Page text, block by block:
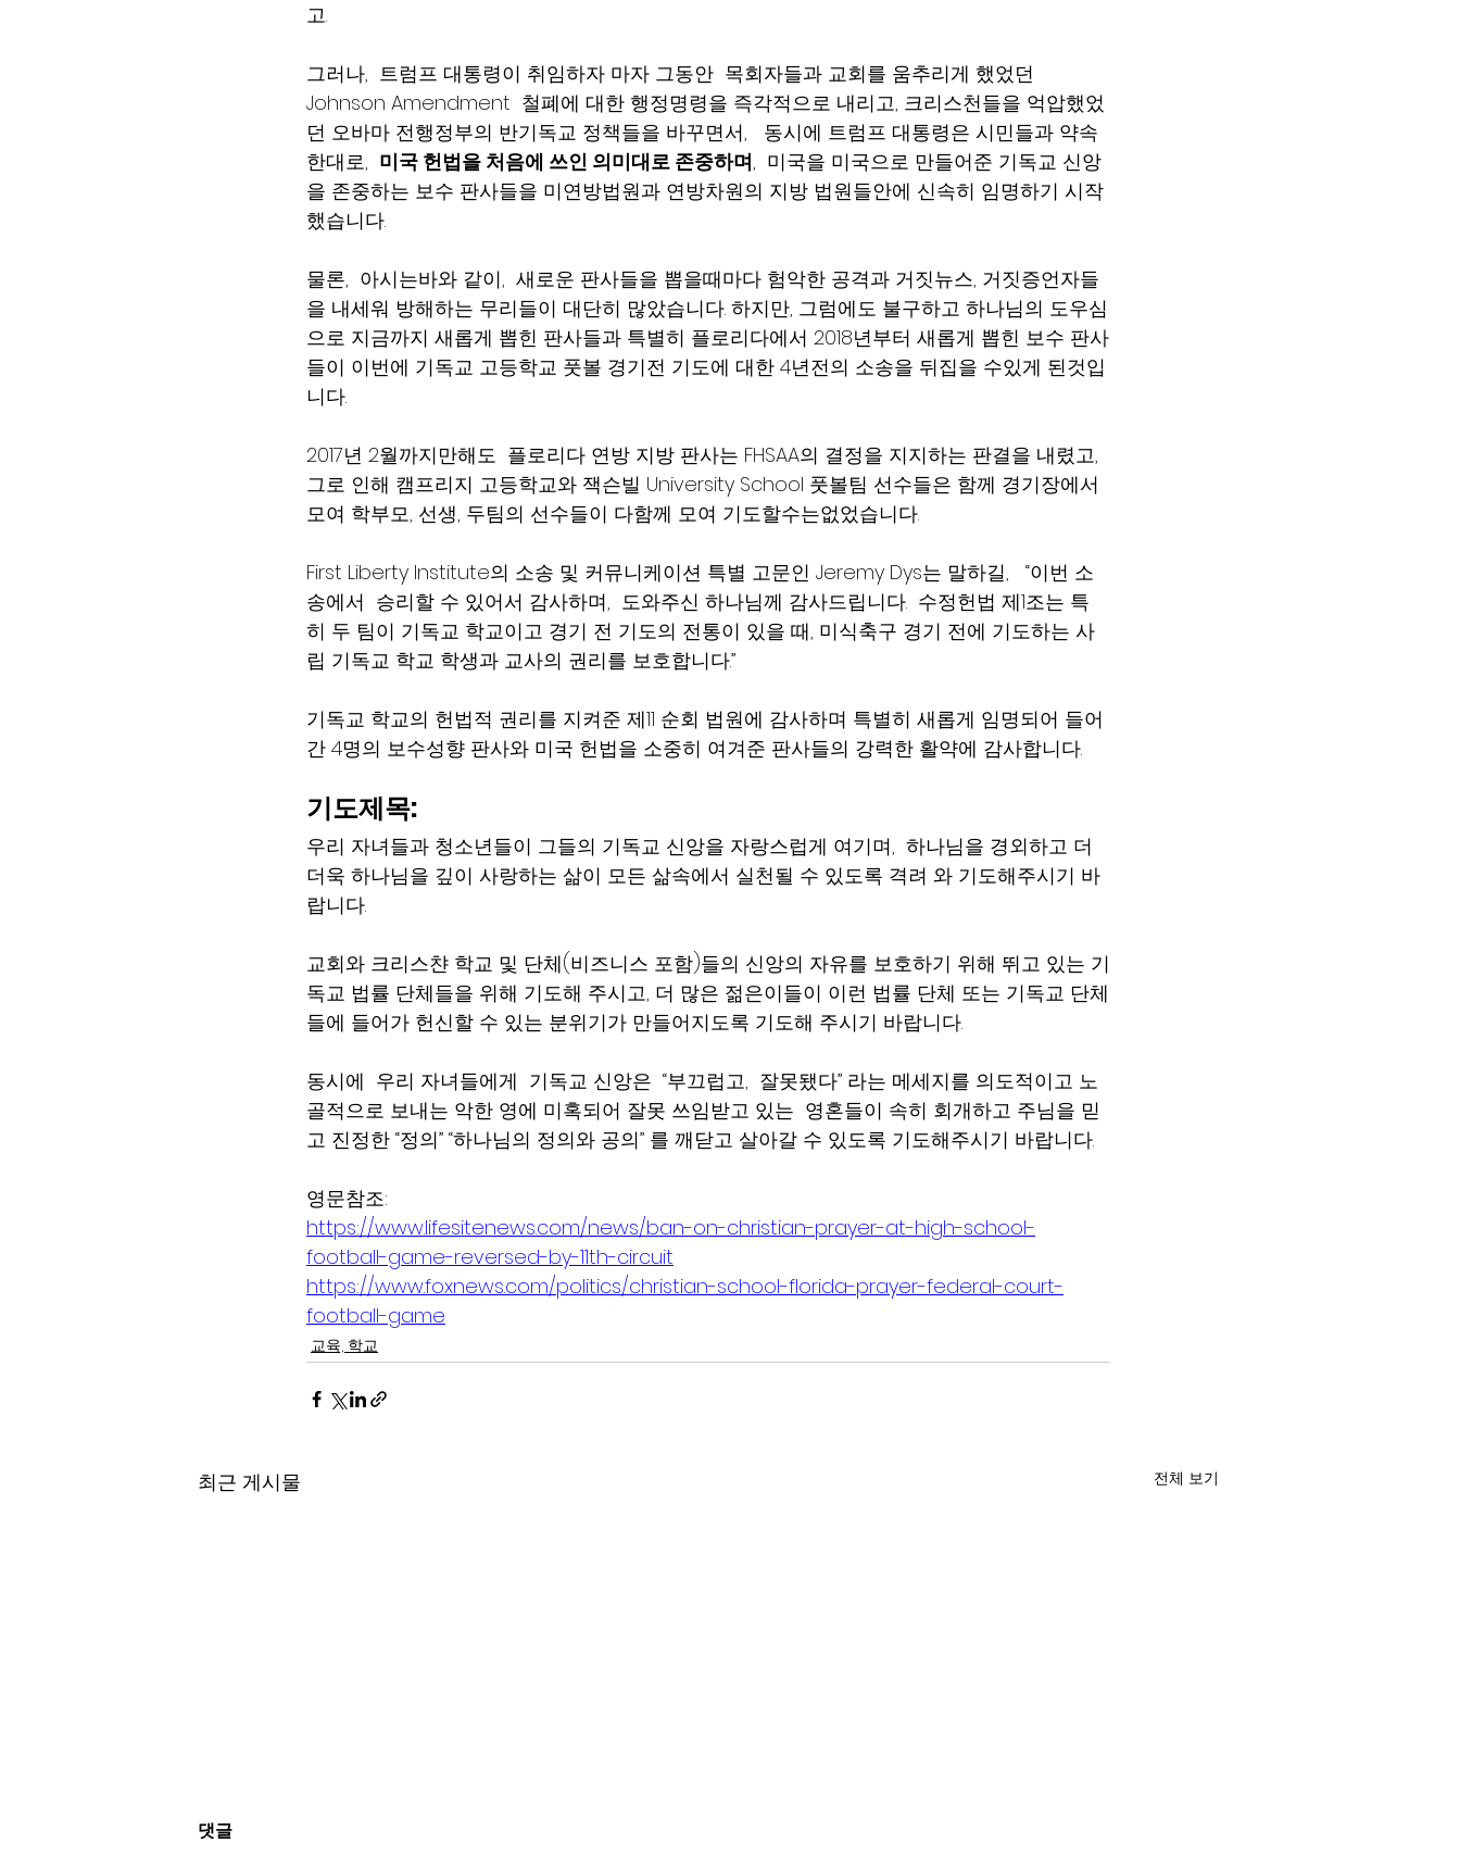
고.
그러나,  트럼프 대통령이 취임하자 마자 그동안  목회자들과 교회를 움추리게 했었던
Johnson Amendment  철폐에 대한 행정명령을 즉각적으로 내리고, 크리스천들을 억압했었
던 오바마 전행정부의 반기독교 정책들을 바꾸면서,   동시에 트럼프 대통령은 시민들과 약속
한대로, 미국 헌법을 처음에 쓰인 의미대로 존중하며,  미국을 미국으로 만들어준 기독교 신앙
을 존중하는 보수 판사들을 미연방법원과 연방차원의 지방 법원들안에 신속히 임명하기 시작
했습니다.
물론,  아시는바와 같이,  새로운 판사들을 뽑을때마다 험악한 공격과 거짓뉴스, 거짓증언자들
을 내세워 방해하는 무리들이 대단히 많았습니다. 하지만, 그럼에도 불구하고 하나님의 도우심
으로 지금까지 새롭게 뽑힌 판사들과 특별히 플로리다에서 2018년부터 새롭게 뽑힌 보수 판사
들이 이번에 기독교 고등학교 풋볼 경기전 기도에 대한 4년전의 소송을 뒤집을 수있게 된것입
니다.
2017년 2월까지만해도  플로리다 연방 지방 판사는 FHSAA의 결정을 지지하는 판결을 내렸고,
그로 인해 캠프리지 고등학교와 잭슨빌 University School 풋볼팀 선수들은 함께 경기장에서
모여 학부모, 선생, 두팀의 선수들이 다함께 모여 기도할수는없었습니다.
First Liberty Institute의 소송 및 커뮤니케이션 특별 고문인 Jeremy Dys는 말하길,   “이번 소
송에서  승리할 수 있어서 감사하며,  도와주신 하나님께 감사드립니다.  수정헌법 제1조는 특
히 두 팀이 기독교 학교이고 경기 전 기도의 전통이 있을 때, 미식축구 경기 전에 기도하는 사
립 기독교 학교 학생과 교사의 권리를 보호합니다.”
기독교 학교의 헌법적 권리를 지켜준 제11 순회 법원에 감사하며 특별히 새롭게 임명되어 들어
간 4명의 보수성향 판사와 미국 헌법을 소중히 여겨준 판사들의 강력한 활약에 감사합니다.
기도제목:
우리 자녀들과 청소년들이 그들의 기독교 신앙을 자랑스럽게 여기며,  하나님을 경외하고 더
더욱 하나님을 깊이 사랑하는 삶이 모든 삶속에서 실천될 수 있도록 격려 와 기도해주시기 바
랍니다.
교회와 크리스챤 학교 및 단체(비즈니스 포함)들의 신앙의 자유를 보호하기 위해 뛰고 있는 기
독교 법률 단체들을 위해 기도해 주시고, 더 많은 젊은이들이 이런 법률 단체 또는 기독교 단체
들에 들어가 헌신할 수 있는 분위기가 만들어지도록 기도해 주시기 바랍니다.
동시에  우리 자녀들에게  기독교 신앙은  “부끄럽고,  잘못됐다” 라는 메세지를 의도적이고 노
골적으로 보내는 악한 영에 미혹되어 잘못 쓰임받고 있는  영혼들이 속히 회개하고 주님을 믿
고 진정한 “정의” “하나님의 정의와 공의” 를 깨닫고 살아갈 수 있도록 기도해주시기 바랍니다.
영문참조:
https://www.lifesitenews.com/news/ban-on-christian-prayer-at-high-school-
football-game-reversed-by-11th-circuit
https://www.foxnews.com/politics/christian-school-florida-prayer-federal-court-
football-game
교육, 학교
최근 게시물 전체 보기
댓글